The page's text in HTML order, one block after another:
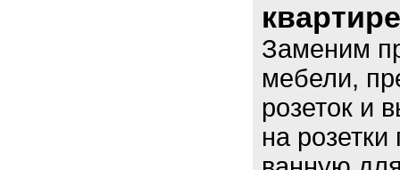
Заменим
мебели,
розеток и
на